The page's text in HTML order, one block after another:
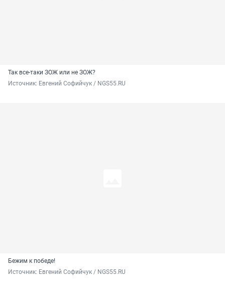
Так все-таки ЗОЖ или не ЗОЖ?
Источник: Евгений Софийчук / NGS55.RU
Бежим к победе!
Источник: Евгений Софийчук / NGS55.RU